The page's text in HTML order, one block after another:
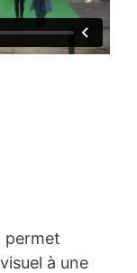
permet
à une